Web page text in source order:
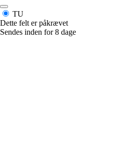
TU
Dette felt er påkrævet
Sendes inden for 8 dage